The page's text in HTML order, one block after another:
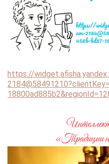
https://